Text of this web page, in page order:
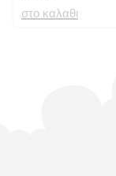
στο καλαθι